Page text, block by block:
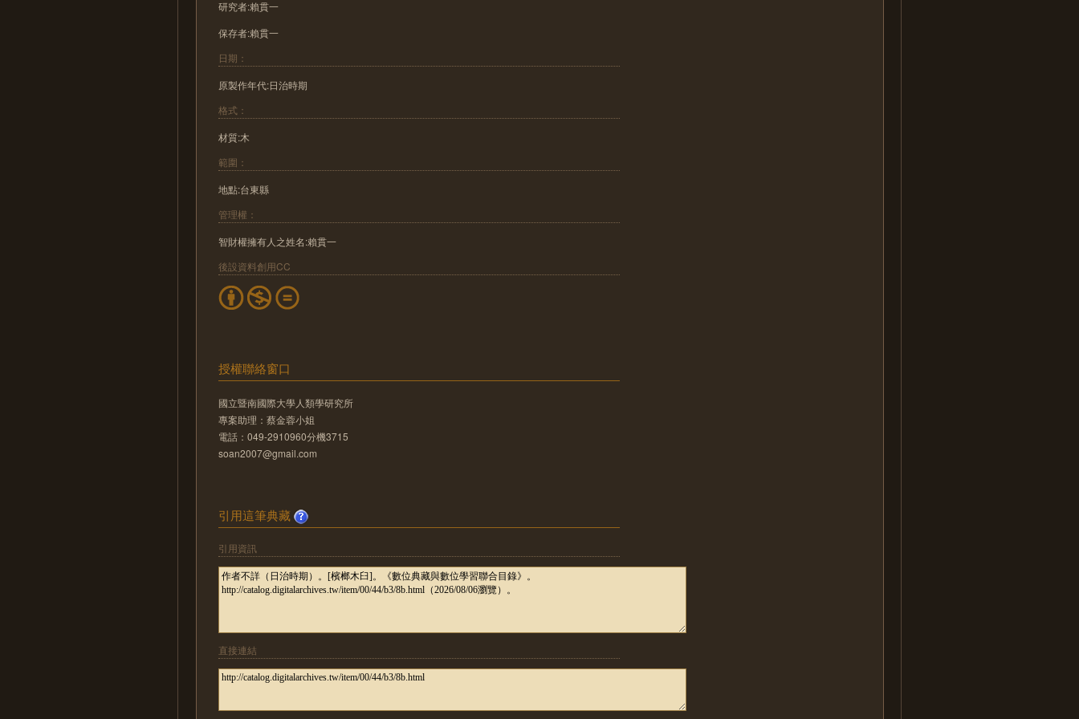
研究者:賴貫一
保存者:賴貫一
日期：
原製作年代:日治時期
格式：
材質:木
範圍：
地點:台東縣
管理權：
智財權擁有人之姓名:賴貫一
後設資料創用CC
授權聯絡窗口
國立暨南國際大學人類學研究所
專案助理：蔡金蓉小姐
電話：049-2910960分機3715
soan2007@gmail.com
引用這筆典藏
引用資訊
直接連結